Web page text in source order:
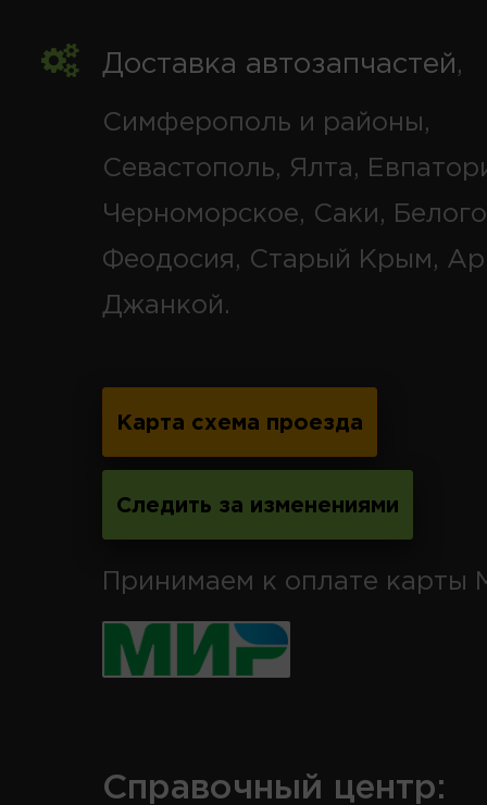
Доставка автозапчастей,
Симферополь и районы,
Севастополь, Ялта,
Черноморское, Саки,
Феодосия, Старый Крым,
Джанкой.
Карта схема проезда
Следить за изменениями
Принимаем к оплате карты
Справочный центр: